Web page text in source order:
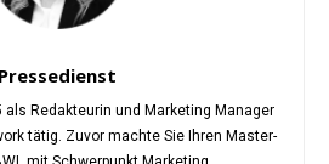
Pressedienst
als Redakteurin und Marketing Manager
tätig. Zuvor machte Sie Ihren Master-